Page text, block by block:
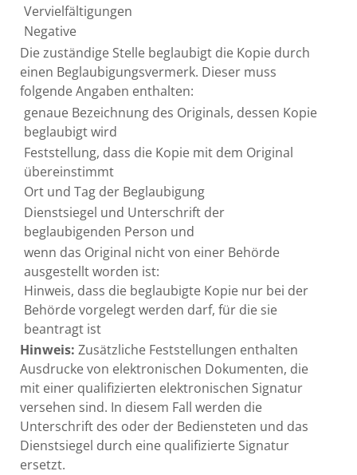
Vervielfältigungen
Negative
Die zuständige Stelle beglaubigt die Kopie durch
einen Beglaubigungsvermerk. Dieser muss
folgende Angaben enthalten:
genaue Bezeichnung des Originals, dessen Kopie
beglaubigt wird
Feststellung, dass die Kopie mit dem Original
übereinstimmt
Ort und Tag der Beglaubigung
Dienstsiegel und Unterschrift der
beglaubigenden Person und
wenn das Original nicht von einer Behörde
ausgestellt worden ist:
Hinweis, dass die beglaubigte Kopie nur bei der
Behörde vorgelegt werden darf, für die sie
beantragt ist
Hinweis: Zusätzliche Feststellungen enthalten
Ausdrucke von elektronischen Dokumenten, die
mit einer qualifizierten elektronischen Signatur
versehen sind. In diesem Fall werden die
Unterschrift des oder der Bediensteten und das
Dienstsiegel durch eine qualifizierte Signatur
ersetzt.